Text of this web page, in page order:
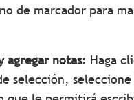
de marcador para
agregar notas: Haga
selección,